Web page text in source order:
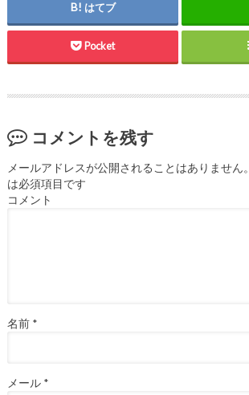
はてブ
Pocket
コメントを残す
メールアドレスが公開されることはありません。
は必須項目です
コメント
名前 *
メール *